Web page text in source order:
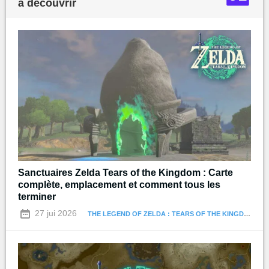
à découvrir
Sanctuaires Zelda Tears of the Kingdom : Carte
complète, emplacement et comment tous les
terminer
27 jui 2026 THE LEGEND OF ZELDA : TEARS OF THE KINGDOM